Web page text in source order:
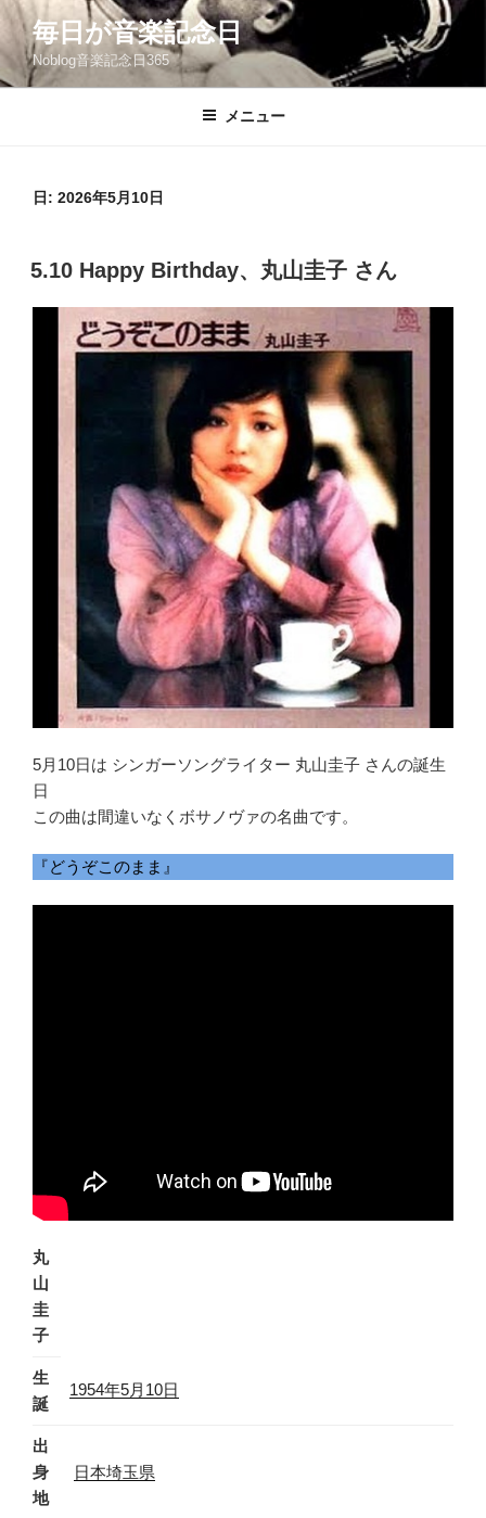
コ
テ
ン
毎日が音楽記念日
Noblog音楽記念日365
メニュー
日: 2026年5月10日
投
稿
5.10 Happy Birthday、丸山圭子 さん
5月10日は シンガーソングライター 丸山圭子 さんの誕生
日
この曲は間違いなくボサノヴァの名曲です。
『どうぞこのまま』
丸
山
圭
子
生
誕
1954年5月10日
出
身
地
日本埼玉県